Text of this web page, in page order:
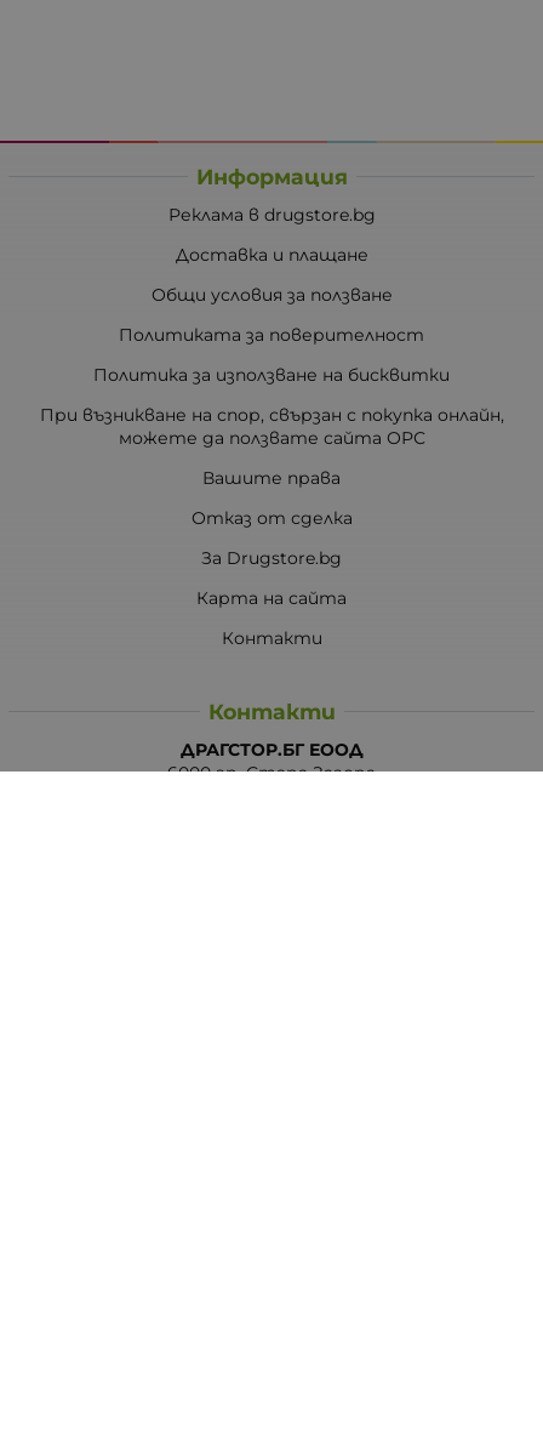
Информация
Реклама в drugstore.bg
Доставка и плащане
Общи условия за ползване
Политиката за поверителност
Политика за използване на бисквитки
При възникване на спор, свързан с покупка онлайн,
можете да ползвате сайта ОРС
Вашите права
Отказ от сделка
За Drugstore.bg
Карта на сайта
Контакти
Контакти
ДРАГСТОР.БГ ЕООД
6000 гр. Стара Загора